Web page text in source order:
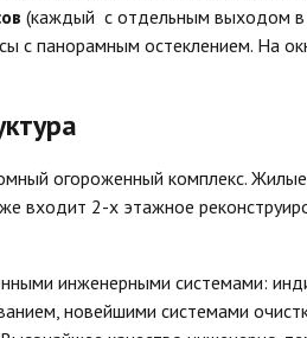
(каждый с отдельным выходом в
с панорамным остеклением. На
огороженный комплекс.
входит 2-х этажное
инженерными системами:
новейшими системами